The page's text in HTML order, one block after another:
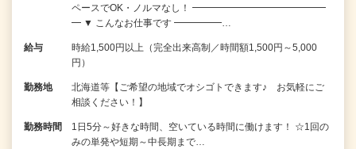
ペースでOK・ノルマなし！ ━━━━━━━━━━━━━━
━ ▼ こんなお仕事です ━━━━━…
給与
時給1,500円以上（完全出来高制／時間額1,500円～5,000
円）
勤務地
北海道等【ご希望の地域でオシゴトできます♪ お気軽にご
相談ください！】
勤務時間
1日5分～好きな時間、空いている時間に働けます！ ☆1回の
みの単発や短期～中長期まで…